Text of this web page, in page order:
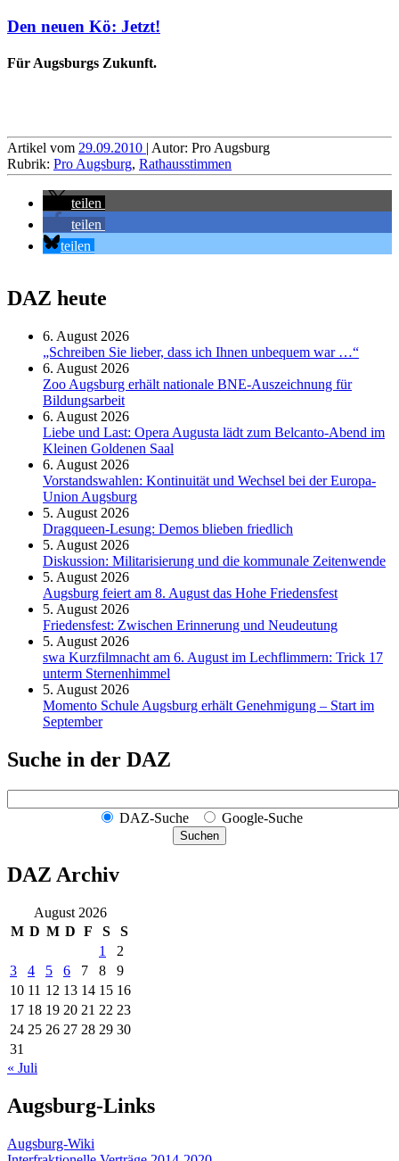
Den neuen Kö: Jetzt!
Für Augsburgs Zukunft.
Artikel vom 29.09.2010 | Autor: Pro Augsburg
Rubrik: Pro Augsburg, Rathausstimmen
teilen
teilen
teilen
DAZ heute
6. August 2026
„Schreiben Sie lieber, dass ich Ihnen unbequem war …“
6. August 2026
Zoo Augsburg erhält nationale BNE-Auszeichnung für
Bildungsarbeit
6. August 2026
Liebe und Last: Opera Augusta lädt zum Belcanto-Abend im
Kleinen Goldenen Saal
6. August 2026
Vorstandswahlen: Kontinuität und Wechsel bei der Europa-
Union Augsburg
5. August 2026
Dragqueen-Lesung: Demos blieben friedlich
5. August 2026
Diskussion: Mi­li­ta­ri­sie­rung und die kommunale Zeitenwende
5. August 2026
Augsburg feiert am 8. August das Hohe Friedensfest
5. August 2026
Friedensfest: Zwischen Erinnerung und Neudeutung
5. August 2026
swa Kurz­film­nacht am 6. August im Lech­flim­mern: Trick 17
unterm Sternen­himmel
5. August 2026
Momento Schule Augsburg erhält Genehmigung – Start im
September
Suche in der DAZ
DAZ-Suche Google-Suche
Suchen
DAZ Archiv
August 2026
M D M D F S
S
1
2
3
4 5 6 7 8
9
10 11 12 13 14 15 16
17 18 19 20 21 22 23
24 25 26 27 28 29 30
31
« Juli
Augsburg-Links
Augsburg-Wiki